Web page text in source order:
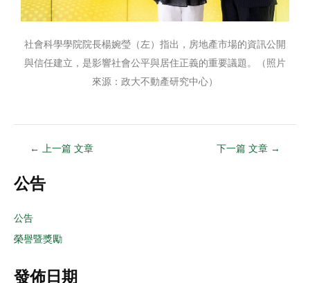
社會科學學院院長楊婉瑩（左）指出，房地產市場的資訊公開
與信任建立，是影響社會公平與居住正義的重要議題。（照片
來源：政大不動產研究中心）
← 上一篇 文章 下一篇 文章 →
公告
公告
榮譽暨獎勵
發佈日期